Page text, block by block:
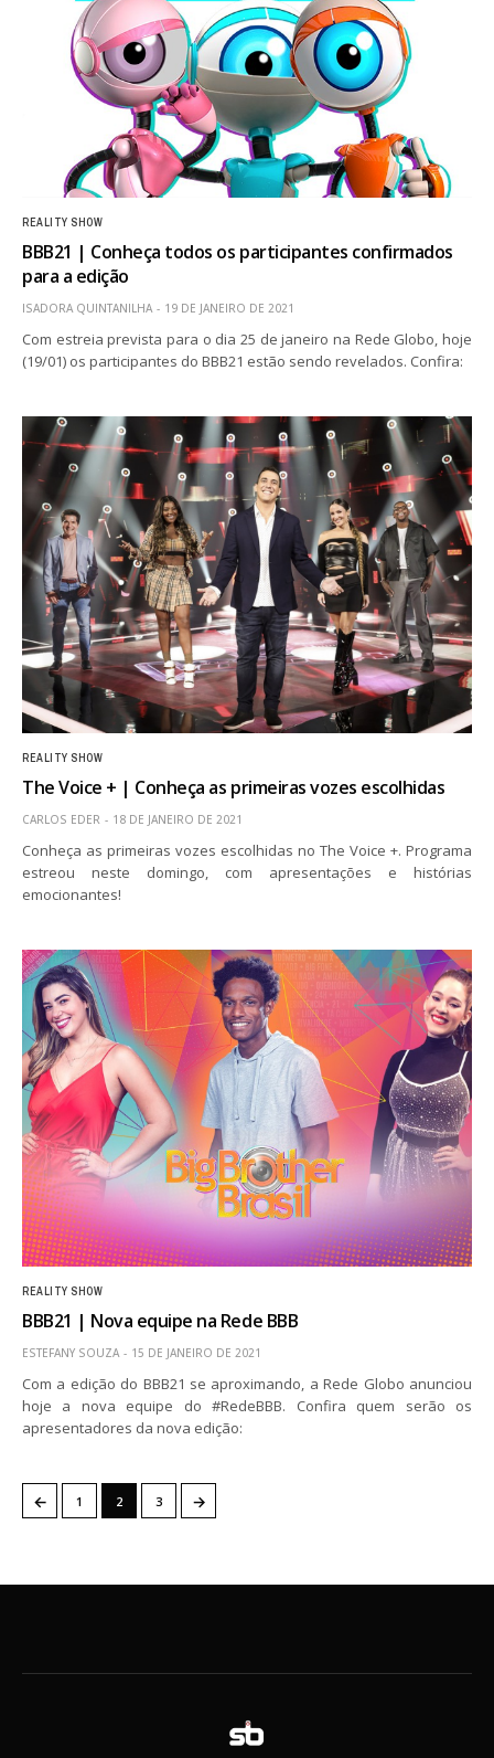
REALITY SHOW
BBB21 | Conheça todos os participantes confirmados
para a edição
ISADORA QUINTANILHA 19 DE JANEIRO DE 2021
Com estreia prevista para o dia 25 de janeiro na Rede Globo, hoje
(19/01) os participantes do BBB21 estão sendo revelados. Confira:
REALITY SHOW
The Voice + | Conheça as primeiras vozes escolhidas
CARLOS EDER 18 DE JANEIRO DE 2021
Conheça as primeiras vozes escolhidas no The Voice +. Programa
estreou neste domingo, com apresentações e histórias
emocionantes!
REALITY SHOW
BBB21 | Nova equipe na Rede BBB
ESTEFANY SOUZA 15 DE JANEIRO DE 2021
Com a edição do BBB21 se aproximando, a Rede Globo anunciou
hoje a nova equipe do #RedeBBB. Confira quem serão os
apresentadores da nova edição:
← 1 2 3 →